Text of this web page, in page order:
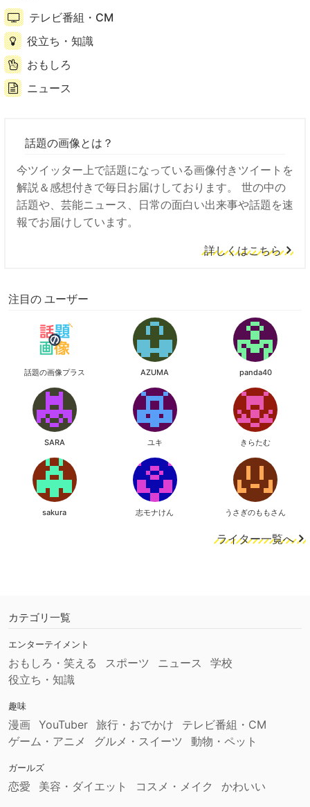
テレビ番組・CM
役立ち・知識
おもしろ
ニュース
話題の画像とは？
今ツイッター上で話題になっている画像付きツイートを
解説＆感想付きで毎日お届けしております。 世の中の
話題や、芸能ニュース、日常の面白い出来事や話題を速
報でお届けしています。
詳しくはこちら
注目の ユーザー
話題の画像プラス AZUMA panda40
SARA ユキ きらたむ
sakura 志モナけん うさぎのももさん
ライター一覧へ
カテゴリ一覧
エンターテイメント
おもしろ・笑える スポーツ ニュース
学校
役立ち・知識
趣味
漫画 YouTuber 旅行・おでかけ
テレビ番組・CM
ゲーム・アニメ
グルメ・スイーツ 動物・ペット
ガールズ
恋愛 美容・ダイエット コスメ・メイク かわいい